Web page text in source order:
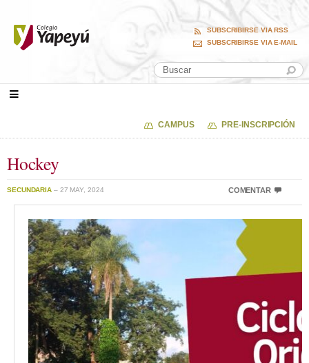
SUBSCRIBIRSE VIA RSS
SUBSCRIBIRSE VIA E-MAIL
CAMPUS PRE-INSCRIPCIÓN
Hockey
SECUNDARIA – 27 MAY, 2024 COMENTAR